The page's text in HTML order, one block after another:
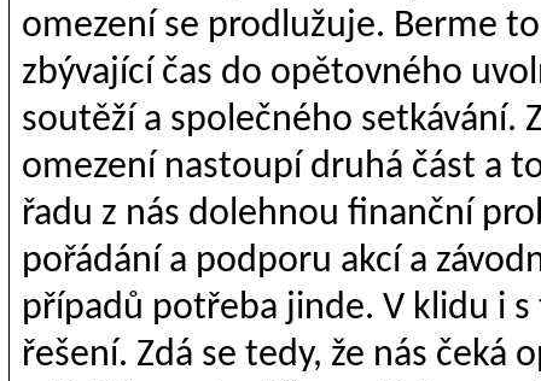
omezení se prodlužuje. Berme
zbývající čas do opětovného
soutěží a společného setkávání.
omezení nastoupí druhá část a
řadu z nás dolehnou finanční
pořádání a podporu akcí a
případů potřeba jinde. V klidu i
řešení. Zdá se tedy, že nás